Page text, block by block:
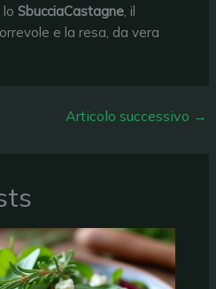
loSbucciaCastagne, il
e la resa, da vera
Articolo successivo →